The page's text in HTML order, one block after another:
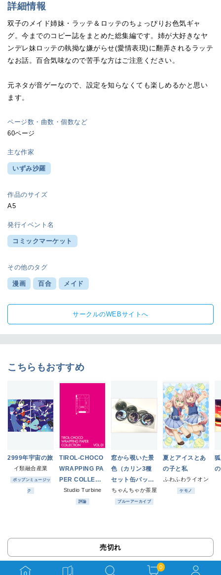
詳細情報
双子のメイド姉妹・ラッテ＆ロッテのちょっぴりお色気ギャ
グ。今までのコピー誌をまとめた総集編です。姉が大好きなヤ
ンデレ妹ロッテの執拗な嫌がらせ(愛情表現)に翻弄されるラッテ
なお話。百合気味なので苦手な方はご注意ください。
元ネタが音ゲーなので、設定を知らなくても楽しめるかと思い
ます。
ページ数・曲数・個数など
60ページ
主な作家
いずみ沙羅
作品のサイズ
A5
発行イベント名
コミックマーケット
その他のタグ
漫画 百合 メイド
サークルのWEBサイトへ
こちらもおすすめ
2999年宇宙の旅
イ類融合産業
ポップンミュージッ
ク
TIROL-CHOCO
WRAPPING PA
PER COLLECTI
ON Vol.1 改
Studio Turbine
評論
窓から覗いた景
色（カリン3種
セット缶バッ
チ）
ちゃんちゃか茶屋
ブルーアーカイブ
夏とアイスとあ
の子と私
ふわふわライオン
ケモノ
売切れ
0